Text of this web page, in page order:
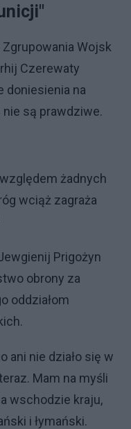
Wojsk
Czerewaty
doniesienia na
są prawdziwe.
żadnych
wciąż zagraża
Prigożyn
obrony za
oddziałom
ani nie działo się w
Mam na myśli
wschodzie kraju,
i łymański.